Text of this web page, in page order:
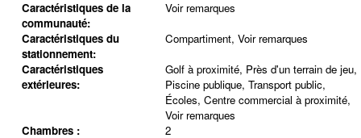
Caractéristiques de la
communauté:
Voir remarques
Caractéristiques du
stationnement:
Compartiment, Voir remarques
Caractéristiques
extérieures:
Golf à proximité, Près d'un terrain de jeu,
Piscine publique, Transport public,
Écoles, Centre commercial à proximité,
Voir remarques
Chambres :
2